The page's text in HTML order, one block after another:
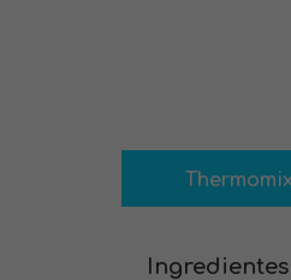
Thermomix
Ingredientes